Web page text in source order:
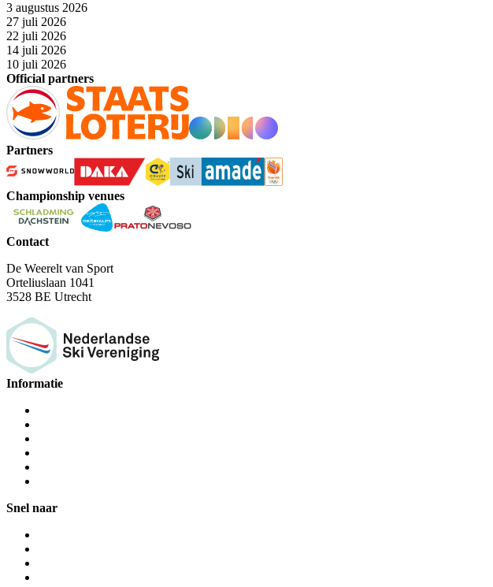
3 augustus 2026
27 juli 2026
22 juli 2026
14 juli 2026
10 juli 2026
Official partners
Partners
Championship venues
Contact
De Weerelt van Sport
Orteliuslaan 1041
3528 BE Utrecht
Informatie
Snel naar